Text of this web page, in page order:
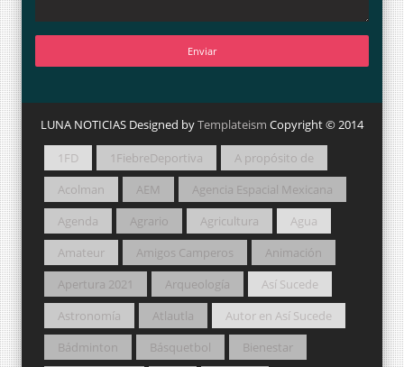
LUNA NOTICIAS Designed byTemplateism Copyright © 2014
1FD 1FiebreDeportiva
A propósito de
Acolman
AEM
Agencia Espacial Mexicana
Agenda
Agrario Agricultura
Agua
Amateur
Amigos Camperos
Animación
Apertura 2021
Arqueología
Así Sucede
Astronomía
Atlautla
Autor en Así Sucede
Bádminton
Básquetbol
Bienestar